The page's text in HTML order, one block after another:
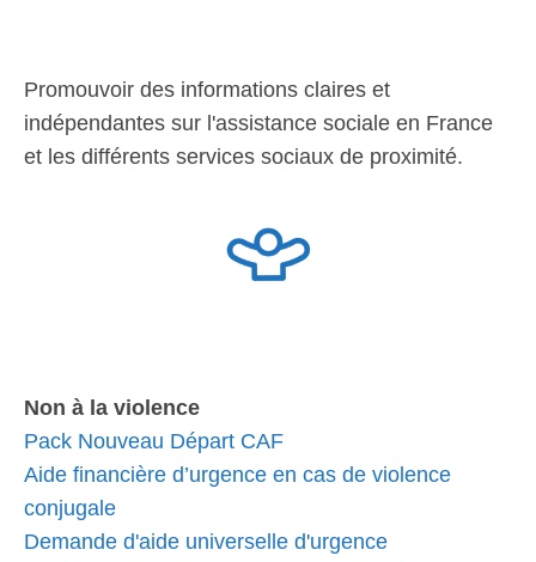
Promouvoir des informations claires et
indépendantes sur l'assistance sociale en France
et les différents services sociaux de proximité.
Non à la violence
Pack Nouveau Départ CAF
Aide financière d’urgence en cas de violence
conjugale
Demande d'aide universelle d'urgence